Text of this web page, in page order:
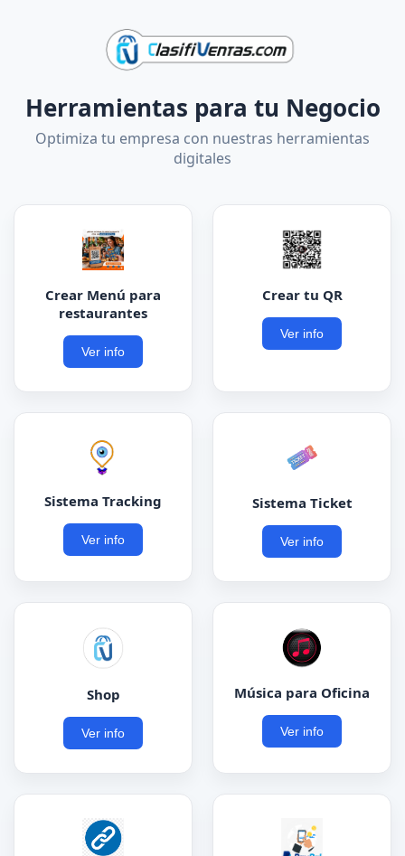
Herramientas para tu Negocio
Optimiza tu empresa con nuestras herramientas
digitales
Crear Menú para
restaurantes
Ver info
Crear tu QR
Ver info
Sistema Tracking
Ver info
Sistema Ticket
Ver info
Shop
Ver info
Música para Oficina
Ver info